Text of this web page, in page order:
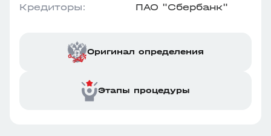
Кредиторы:
ПАО "Сбербанк"
Оригинал определения
Этапы процедуры